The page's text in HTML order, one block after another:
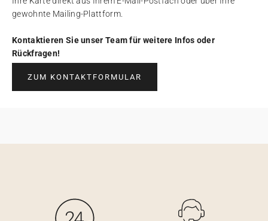
gewohnte Mailing-Plattform.
Kontaktieren Sie unser Team für weitere Infos oder
Rückfragen!
ZUM KONTAKTFORMULAR